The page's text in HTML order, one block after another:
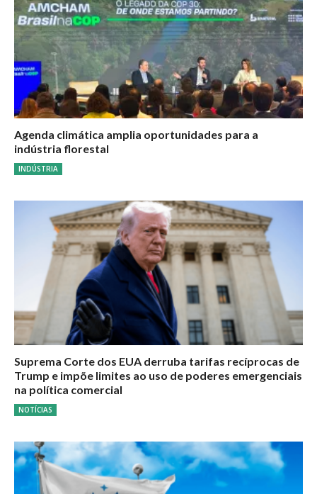
Agenda climática amplia oportunidades para a
indústria florestal
INDÚSTRIA
Suprema Corte dos EUA derruba tarifas recíprocas de
Trump e impõe limites ao uso de poderes emergenciais
na política comercial
NOTÍCIAS